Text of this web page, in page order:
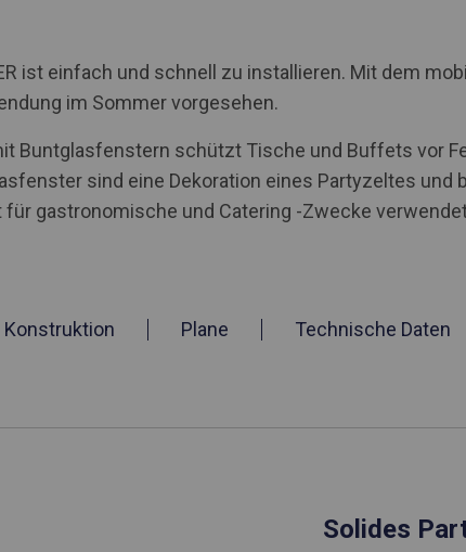
ist einfach und schnell zu installieren. Mit dem
im Sommer vorgesehen.
Buntglasfenstern schützt Tische und Buffets vor
sind eine Dekoration eines Partyzeltes
für gastronomische und Catering -Zwecke
Konstruktion Plane Technische Daten
Solides